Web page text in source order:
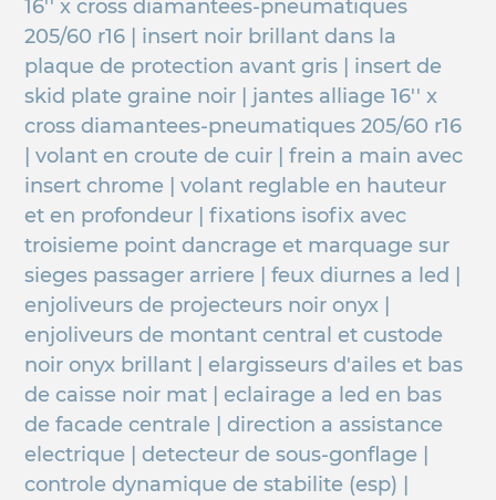
16'' x cross diamantees-pneumatiques
205/60 r16 | insert noir brillant dans la
plaque de protection avant gris | insert de
skid plate graine noir | jantes alliage 16'' x
cross diamantees-pneumatiques 205/60 r16
| volant en croute de cuir | frein a main avec
insert chrome | volant reglable en hauteur
et en profondeur | fixations isofix avec
troisieme point dancrage et marquage sur
sieges passager arriere | feux diurnes a led |
enjoliveurs de projecteurs noir onyx |
enjoliveurs de montant central et custode
noir onyx brillant | elargisseurs d'ailes et bas
de caisse noir mat | eclairage a led en bas
de facade centrale | direction a assistance
electrique | detecteur de sous-gonflage |
controle dynamique de stabilite (esp) |